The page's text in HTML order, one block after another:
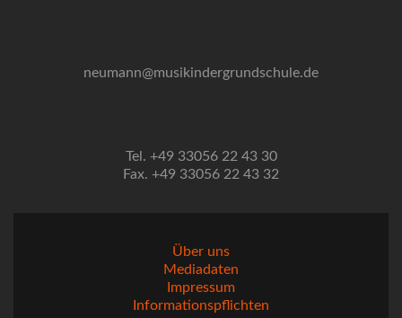
neumann@musikindergrundschule.de
Tel. +49 33056 22 43 30
Fax. +49 33056 22 43 32
Über uns
Mediadaten
Impressum
Informationspflichten